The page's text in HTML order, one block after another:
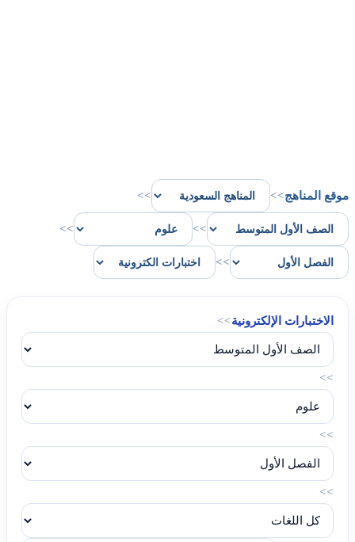
موقع المناهج>>
>>
>>
>>
>>
الاختبارات الإلكترونية>>
>>
>>
>>